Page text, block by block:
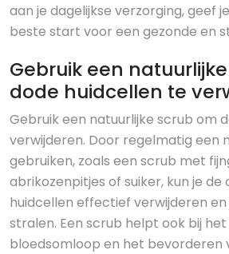
aan je dagelijkse verzorging, geef
beste start voor een gezonde en
Gebruik een
dode huidcellen te
Gebruik een natuurlijke scrub om
verwijderen. Door regelmatig een
gebruiken, zoals een scrub met
abrikozenpitjes of suiker, kun je de
huidcellen effectief verwijderen
stralen. Een scrub helpt ook bij
bloedsomloop en het bevorderen